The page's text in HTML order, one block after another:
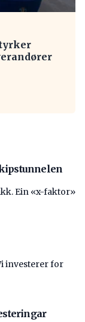
Ein «x-faktor»
investerer for